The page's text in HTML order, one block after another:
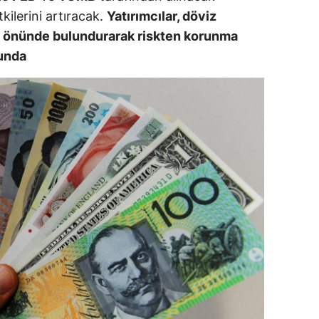
artıracak. Yatırımcılar, döviz
bulundurarak riskten korunma